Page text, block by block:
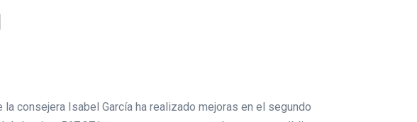
consejera Isabel García ha realizado mejoras en el segundo